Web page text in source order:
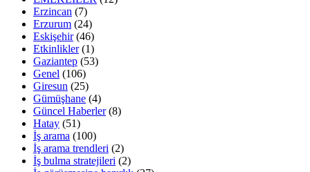
Erzincan (7)
Erzurum (24)
Eskişehir(46)
Etkinlikler(1)
Gaziantep (53)
Genel (106)
Giresun (25)
Gümüşhane (4)
Güncel Haberler(8)
Hatay (51)
İş arama (100)
İş arama trendleri (2)
İş bulma stratejileri (2)